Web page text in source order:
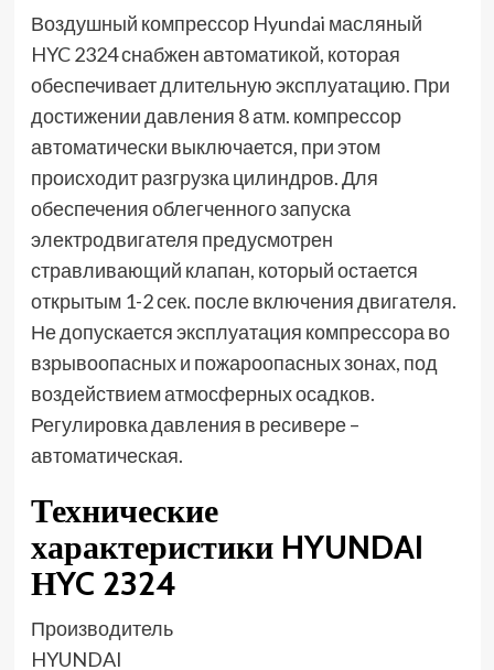
Воздушный компрессор Hyundai масляный
HYC 2324 снабжен автоматикой, которая
обеспечивает длительную эксплуатацию. При
достижении давления 8 атм. компрессор
автоматически выключается, при этом
происходит разгрузка цилиндров. Для
обеспечения облегченного запуска
электродвигателя предусмотрен
стравливающий клапан, который остается
открытым 1-2 сек. после включения двигателя.
Не допускается эксплуатация компрессора во
взрывоопасных и пожароопасных зонах, под
воздействием атмосферных осадков.
Регулировка давления в ресивере –
автоматическая.
Технические
характеристики HYUNDAI
НYC 2324
Производитель
HYUNDAI